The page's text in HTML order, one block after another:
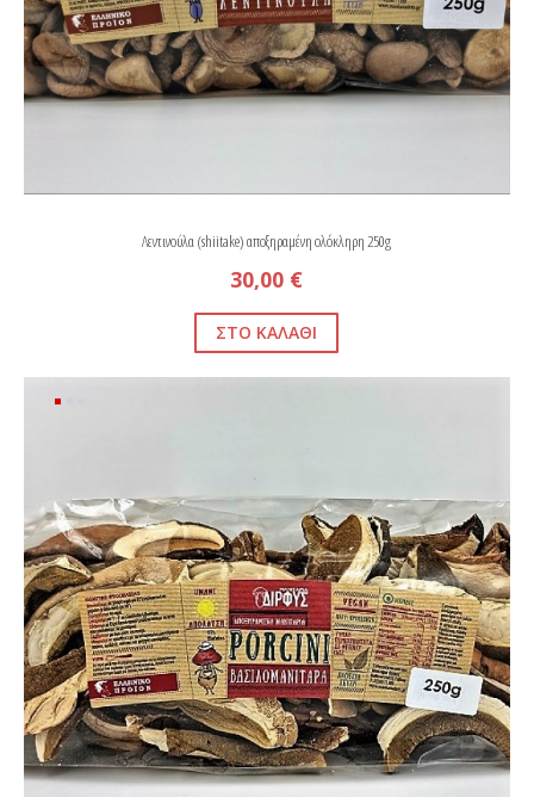
Λεντινούλα (shiitake) αποξηραμένη ολόκληρη 250g
30,00 €